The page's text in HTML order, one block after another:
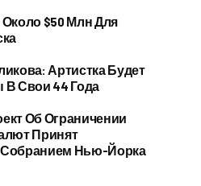
$50 Млн Для
Артистка Будет
Свои 44 Года
Об Ограничении
Принят
Нью-Йорка